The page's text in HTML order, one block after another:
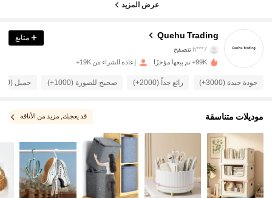
عرض المزيد
Quehu Trading
7***h
تتصفح
4.84
4.84 3.1K متابعون
4.84 3.1K متابعون
متابع
99K+ تم بيعها مؤخرًا إعادة الشراء من 19K+
جودة جيدة (3000+) رائع جداً (2000+) صحيح للصورة (1000+) جميل (1000+)
موديلات متناسقة قد يعجبك, مزيد من الأناقة